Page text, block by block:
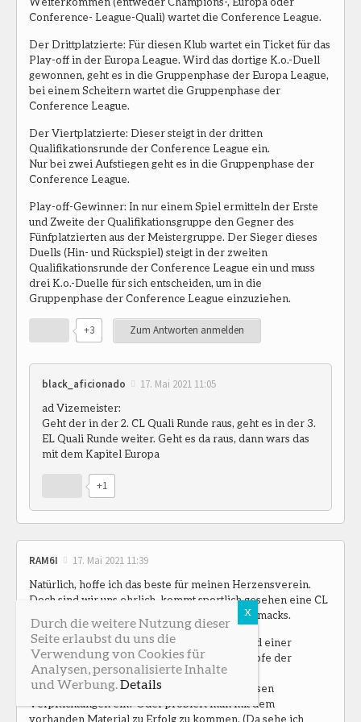
Conference- League-Quali) wartet die Conference League.
Der Drittplatzierte: Für diesen Klub wartet ein Ticket für das
Play-off in der Europa League. Wird das dortige K.o.-Duell
gewonnen, geht es in die Gruppenphase der Europa League,
bei einem Scheitern wartet die Gruppenphase der
Conference League.
Der Viertplatzierte: Dieser steigt in der dritten
Qualifikationsrunde der Conference League ein.
Nur bei zwei Aufstiegen geht es in die Gruppenphase der
Conference League.
Play-off-Gewinner: In nur einem Spiel ermitteln der Erste
und Zweite der Qualifikationsgruppe den Gegner des
Fünfplatzierten aus der Meistergruppe. Der Sieger dieses
Duells (Hin- und Rückspiel) steigt in der zweiten
Qualifikationsrunde der Conference League ein und muss
drei K.o.-Duelle für sich entscheiden, um in die
Gruppenphase der Conference League einzuziehen.
+3 Zum Antworten anmelden
black_aficionado 17. Mai 2021 11:05
ad Vizemeister:
Geht der in der 2. CL Quali Runde raus, geht es in der 3.
EL Quali Runde weiter. Geht es da raus, dann wars das
mit dem Kapitel Europa
+1
RAM6I 17. Mai 2021 11:39
Natürlich, hoffe ich das beste für meinen Herzensverein.
Doch sind wir uns ehrlich, kommt sportlich gesehen eine CL
oder EL Gruppenphase zu Früh meines Geschmacks.
Bei einem eventuellen 2ten Platz am Ende und einer
möglichen CL-Teilnahme, wie werden die Köpfe der
Verantwortlichen bei Sturm rauchen?
Geht man das wirtschaftliche Risiko mit gewissen
Verpflichtungen ein? Oder probiert man mit dem
vorhanden Material zu Erfolg zu kommen. (Da sehe ich
Durch die weitere Nutzung dieser
Seite erlaubst du uns die
Verwendung von Cookies für
Analysen, personalisierte Inhalte
und Werbung.Details